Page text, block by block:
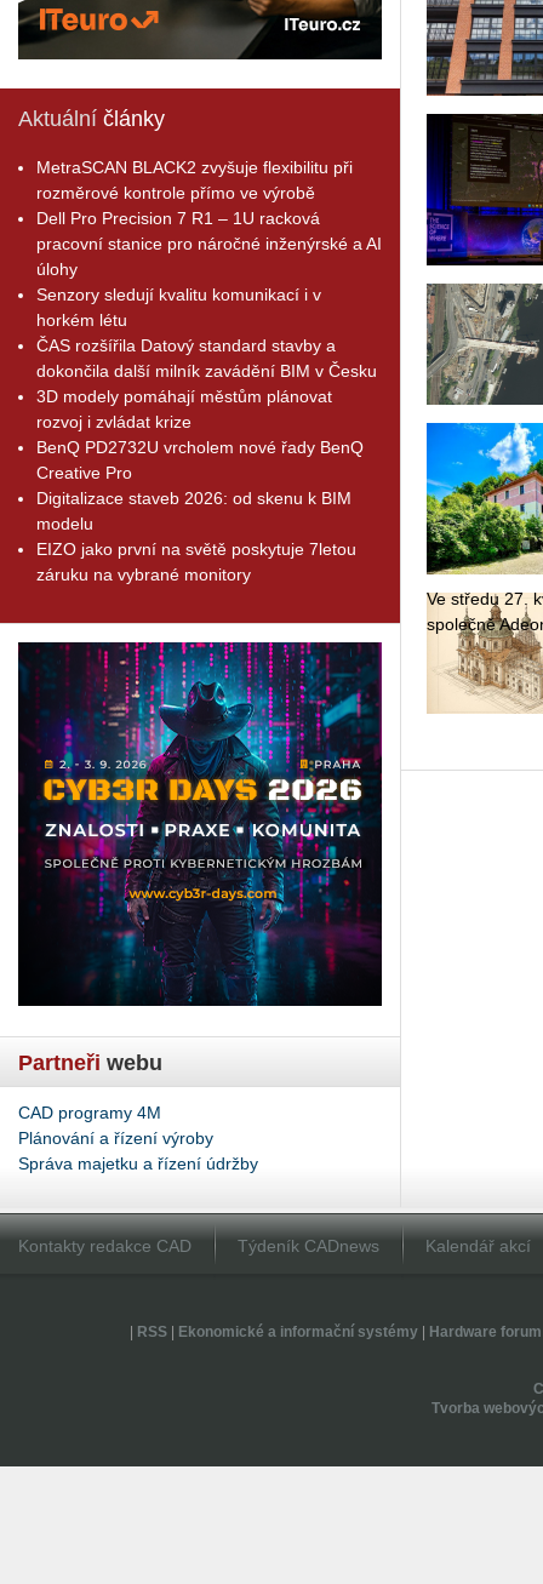
Aktuální články
MetraSCAN BLACK2 zvyšuje flexibilitu při
rozměrové kontrole přímo ve výrobě
Dell Pro Precision 7 R1 – 1U racková
pracovní stanice pro náročné inženýrské a AI
úlohy
Senzory sledují kvalitu komunikací i v
horkém létu
ČAS rozšířila Datový standard stavby a
dokončila další milník zavádění BIM v Česku
3D modely pomáhají městům plánovat
rozvoj i zvládat krize
BenQ PD2732U vrcholem nové řady BenQ
Creative Pro
Digitalizace staveb 2026: od skenu k BIM
modelu
EIZO jako první na světě poskytuje 7letou
záruku na vybrané monitory
Partneři webu
CAD programy 4M
Plánování a řízení výroby
Správa majetku a řízení údržby
Ve stře­du 27.
spo­leč­ně
Kontakty redakce CAD Týdeník CADnews Kalendář akcí
RSS| Ekonomické a informační systémy| Hardware forum
Tvorba